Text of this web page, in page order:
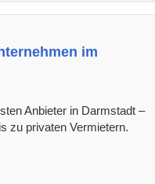
im
Anbieter in Darmstadt –
zu privaten Vermietern.